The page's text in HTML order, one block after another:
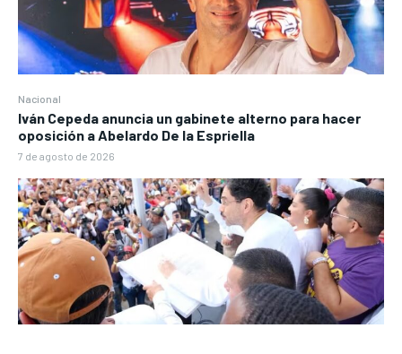
Nacional
Iván Cepeda anuncia un gabinete alterno para hacer
oposición a Abelardo De la Espriella
7 de agosto de 2026